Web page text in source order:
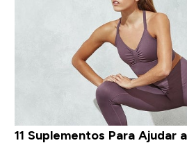
11 Suplementos Para Ajudar